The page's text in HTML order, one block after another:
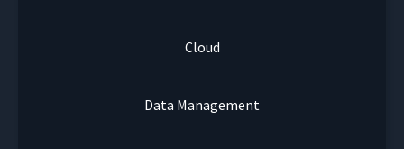
Cloud
Data Management